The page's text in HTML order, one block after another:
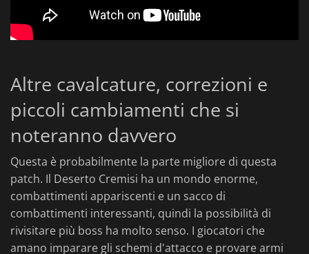
Altre cavalcature, correzioni e
piccoli cambiamenti che si
noteranno davvero
Questa è probabilmente la parte migliore di questa
patch. Il Deserto Cremisi ha un mondo enorme,
combattimenti appariscenti e un sacco di
combattimenti interessanti, quindi la possibilità di
rivisitare più boss ha molto senso. I giocatori che
amano imparare gli schemi d'attacco e provare armi